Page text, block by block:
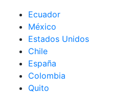
Ecuador
México
Estados Unidos
Chile
España
Colombia
Quito